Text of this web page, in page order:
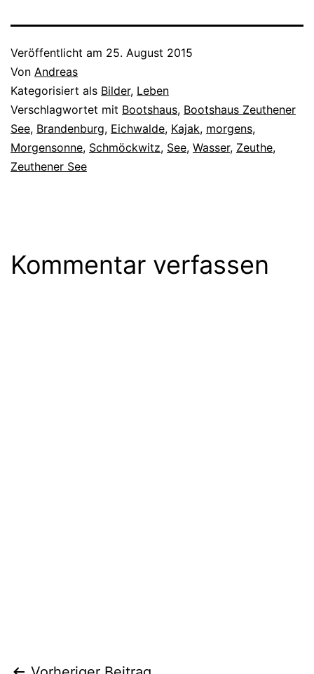
Veröffentlicht am 25. August 2015
Von Andreas
Kategorisiert als Bilder, Leben
Verschlagwortet mit Bootshaus, Bootshaus Zeuthener
See, Brandenburg, Eichwalde, Kajak, morgens,
Morgensonne, Schmöckwitz, See, Wasser, Zeuthe,
Zeuthener See
Kommentar verfassen